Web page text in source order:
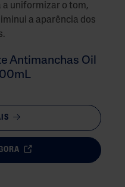
a uniformizar o tom,
a aparência dos
Antimanchas Oil